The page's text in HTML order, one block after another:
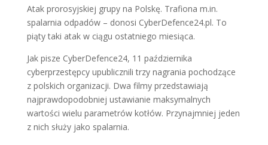
Atak prorosyjskiej grupy na Polskę. Trafiona m.in.
spalarnia odpadów – donosi CyberDefence24.pl. To
piąty taki atak w ciągu ostatniego miesiąca.
Jak pisze CyberDefence24, 11 października
cyberprzestępcy upublicznili trzy nagrania pochodzące
z polskich organizacji. Dwa filmy przedstawiają
najprawdopodobniej ustawianie maksymalnych
wartości wielu parametrów kotłów. Przynajmniej jeden
z nich służy jako spalarnia.